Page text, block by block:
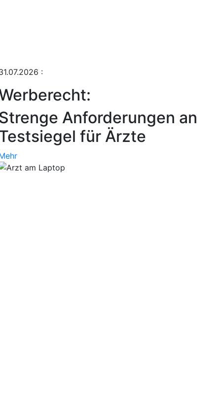
:
Anforderungen an
für Ärzte